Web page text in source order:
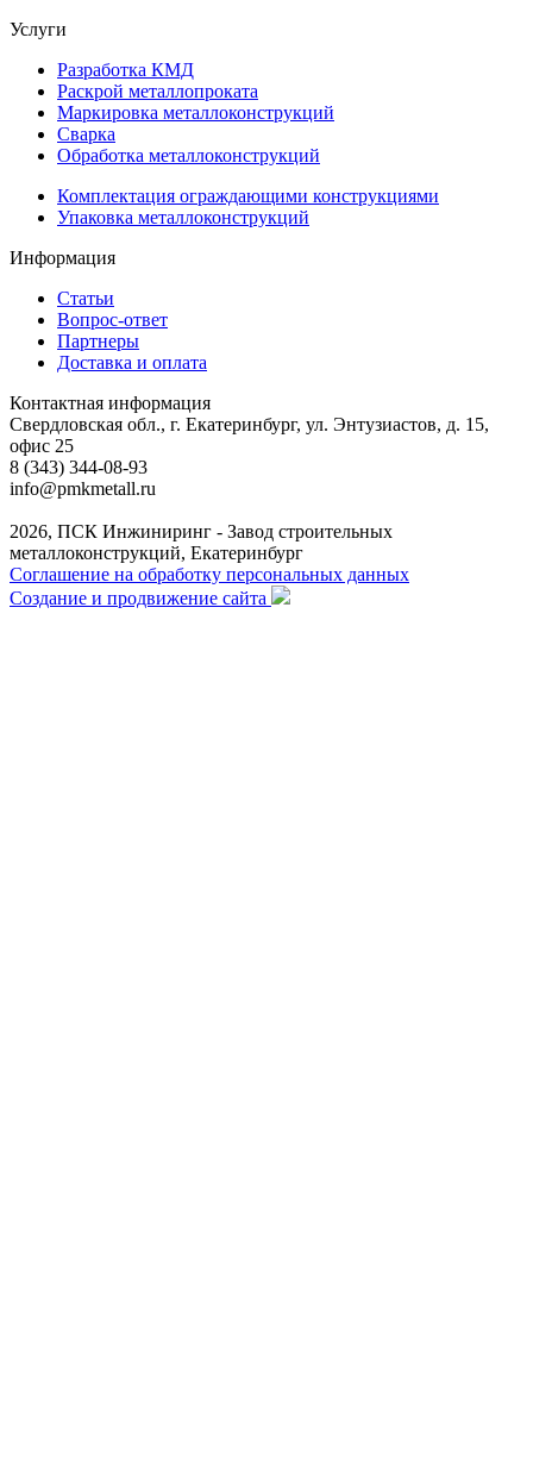
Услуги
Разработка КМД
Раскрой металлопроката
Маркировка металлоконструкций
Сварка
Обработка металлоконструкций
Комплектация ограждающими конструкциями
Упаковка металлоконструкций
Информация
Статьи
Вопрос-ответ
Партнеры
Доставка и оплата
Контактная информация
Свердловская обл., г. Екатеринбург, ул. Энтузиастов, д. 15,
офис 25
8 (343) 344-08-93
info@pmkmetall.ru
2026, ПСК Инжиниринг - Завод строительных
металлоконструкций, Екатеринбург
Соглашение на обработку персональных данных
Создание и продвижение сайта